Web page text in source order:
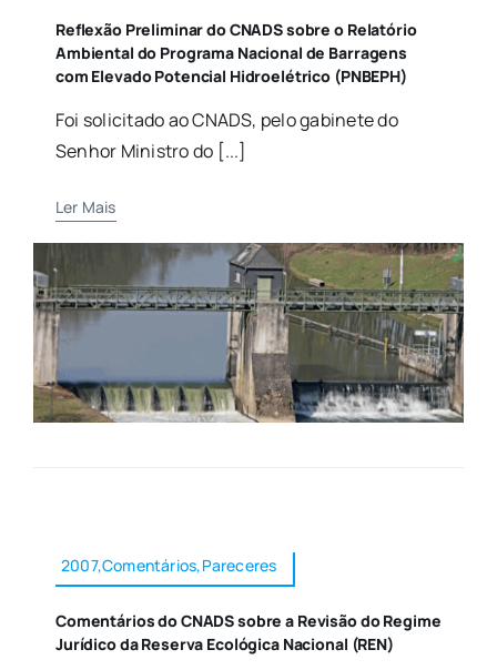
Reflexão Preliminar do CNADS sobre o Relatório
Ambiental do Programa Nacional de Barragens
com Elevado Potencial Hidroelétrico (PNBEPH)
Foi solicitado ao CNADS, pelo gabinete do
Senhor Ministro do [...]
Ler Mais
2007,Comentários,Pareceres
Comentários do CNADS sobre a Revisão do Regime
Jurídico da Reserva Ecológica Nacional (REN)